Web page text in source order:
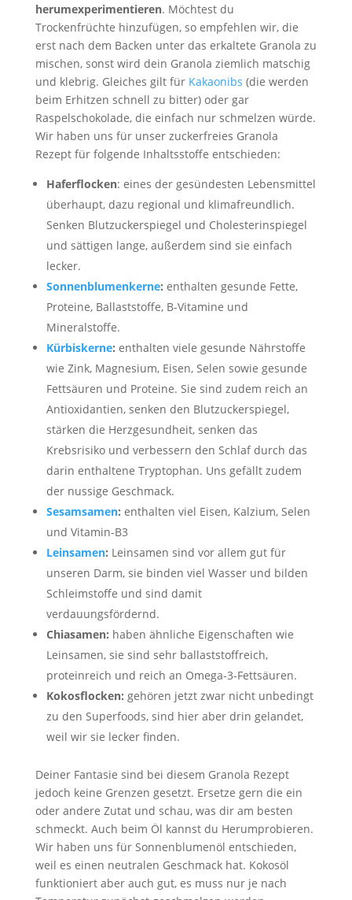
herumexperimentieren. Möchtest du
Trockenfrüchte hinzufügen, so empfehlen wir, die
erst nach dem Backen unter das erkaltete Granola zu
mischen, sonst wird dein Granola ziemlich matschig
und klebrig. Gleiches gilt für Kakaonibs (die werden
beim Erhitzen schnell zu bitter) oder gar
Raspelschokolade, die einfach nur schmelzen würde.
Wir haben uns für unser zuckerfreies Granola
Rezept für folgende Inhaltsstoffe entschieden:
Haferflocken: eines der gesündesten Lebensmittel
überhaupt, dazu regional und klimafreundlich.
Senken Blutzuckerspiegel und Cholesterinspiegel
und sättigen lange, außerdem sind sie einfach
lecker.
Sonnenblumenkerne:enthalten gesunde Fette,
Proteine, Ballaststoffe, B-Vitamine und
Mineralstoffe.
Kürbiskerne: enthalten viele gesunde Nährstoffe
wie Zink, Magnesium, Eisen, Selen sowie gesunde
Fettsäuren und Proteine. Sie sind zudem reich an
Antioxidantien, senken den Blutzuckerspiegel,
stärken die Herzgesundheit, senken das
Krebsrisiko und verbessern den Schlaf durch das
darin enthaltene Tryptophan. Uns gefällt zudem
der nussige Geschmack.
Sesamsamen:enthalten viel Eisen, Kalzium, Selen
und Vitamin-B3
Leinsamen: Leinsamen sind vor allem gut für
unseren Darm, sie binden viel Wasser und bilden
Schleimstoffe und sind damit
verdauungsfördernd.
Chiasamen: haben ähnliche Eigenschaften wie
Leinsamen, sie sind sehr ballaststoffreich,
proteinreich und reich an Omega-3-Fettsäuren.
Kokosflocken: gehören jetzt zwar nicht unbedingt
zu den Superfoods, sind hier aber drin gelandet,
weil wir sie lecker finden.
Deiner Fantasie sind bei diesem Granola Rezept
jedoch keine Grenzen gesetzt. Ersetze gern die ein
oder andere Zutat und schau, was dir am besten
schmeckt. Auch beim Öl kannst du Herumprobieren.
Wir haben uns für Sonnenblumenöl entschieden,
weil es einen neutralen Geschmack hat. Kokosöl
funktioniert aber auch gut, es muss nur je nach